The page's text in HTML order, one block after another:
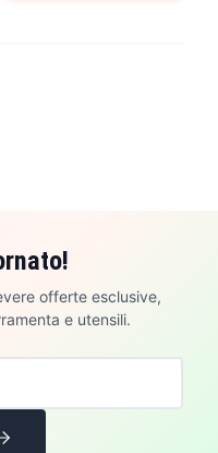
offerte esclusive,
e utensili.